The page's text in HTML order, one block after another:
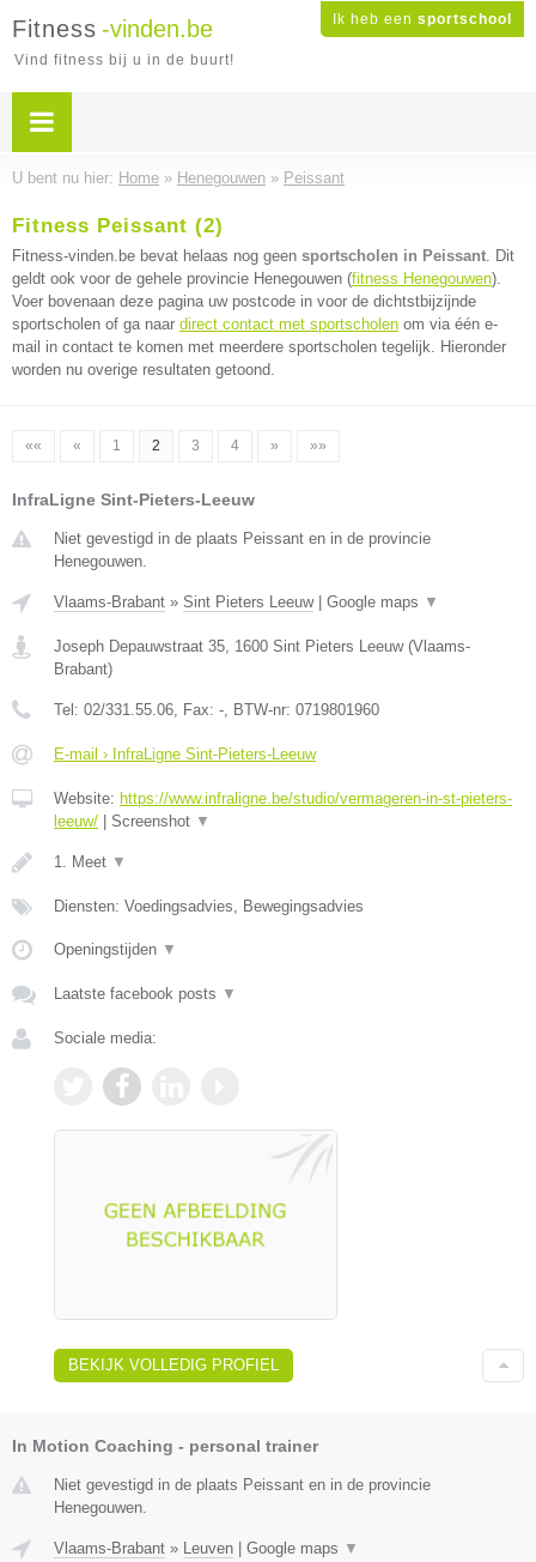
Ik heb een sportschool
Fitness -vinden.be
Vind fitness bij u in de buurt!
U bent nu hier: Home » Henegouwen » Peissant
Fitness Peissant (2)
Fitness-vinden.be bevat helaas nog geen sportscholen in Peissant. Dit
geldt ook voor de gehele provincie Henegouwen (fitness Henegouwen).
Voer bovenaan deze pagina uw postcode in voor de dichtstbijzijnde
sportscholen of ga naar direct contact met sportscholen om via één e-
mail in contact te komen met meerdere sportscholen tegelijk. Hieronder
worden nu overige resultaten getoond.
«« « 1 2 3 4 » »»
InfraLigne Sint-Pieters-Leeuw
Niet gevestigd in de plaats Peissant en in de provincie
Henegouwen.
Vlaams-Brabant » Sint Pieters Leeuw| Google maps ▼
Joseph Depauwstraat 35, 1600 Sint Pieters Leeuw(Vlaams-
Brabant)
Tel: 02/331.55.06, Fax: -, BTW-nr: 0719801960
E-mail › InfraLigne Sint-Pieters-Leeuw
Website: https://www.infraligne.be/studio/vermageren-in-st-pieters-
leeuw/
Screenshot ▼
1. Meet ▼
Diensten: Voedingsadvies, Bewegingsadvies
Openingstijden ▼
Laatste facebook posts ▼
Sociale media:
BEKIJK VOLLEDIG PROFIEL
In Motion Coaching - personal trainer
Niet gevestigd in de plaats Peissant en in de provincie
Henegouwen.
Vlaams-Brabant » Leuven | Google maps ▼